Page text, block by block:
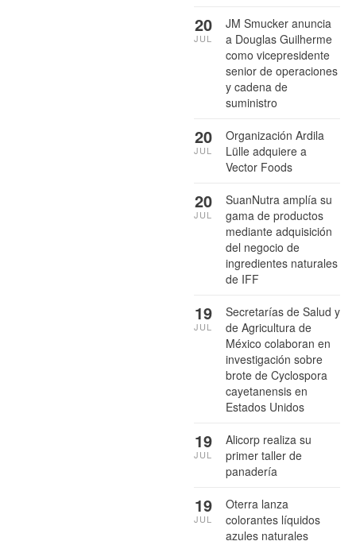
JM Smucker anuncia
a Douglas Guilherme
como vicepresidente
senior de operaciones
y cadena de
suministro
20
JUL
Organización Ardila
Lülle adquiere a
Vector Foods
20
JUL
SuanNutra amplía su
gama de productos
mediante adquisición
del negocio de
ingredientes naturales
de IFF
20
JUL
Secretarías de Salud y
de Agricultura de
México colaboran en
investigación sobre
brote de Cyclospora
cayetanensis en
Estados Unidos
19
JUL
Alicorp realiza su
primer taller de
panadería
19
JUL
Oterra lanza
colorantes líquidos
azules naturales
19
JUL